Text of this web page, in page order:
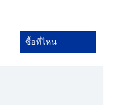
ซื้อที่ไหน